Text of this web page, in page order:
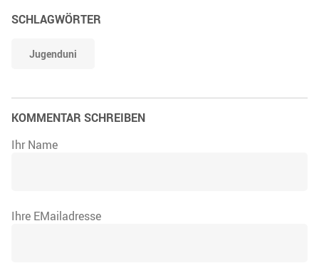
SCHLAGWÖRTER
Jugenduni
KOMMENTAR SCHREIBEN
Ihr Name
Ihre EMailadresse